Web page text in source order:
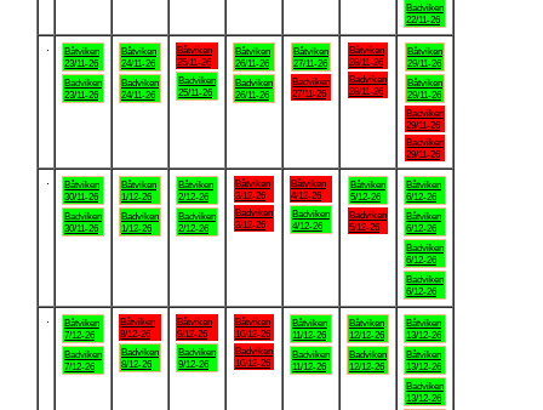
Badviken
22/11-26
Båtviken
23/11-26
Badviken
23/11-26
Båtviken
24/11-26
Badviken
24/11-26
Båtviken
25/11-26
Badviken
25/11-26
Båtviken
26/11-26
Badviken
26/11-26
Båtviken
27/11-26
Badviken
27/11-26
Båtviken
28/11-26
Badviken
28/11-26
Båtviken
29/11-26
Båtviken
29/11-26
Badviken
29/11-26
Badviken
29/11-26
Båtviken
30/11-26
Badviken
30/11-26
Båtviken
1/12-26
Badviken
1/12-26
Båtviken
2/12-26
Badviken
2/12-26
Båtviken
3/12-26
Badviken
3/12-26
Båtviken
4/12-26
Badviken
4/12-26
Båtviken
5/12-26
Badviken
5/12-26
Båtviken
6/12-26
Båtviken
6/12-26
Badviken
6/12-26
Badviken
6/12-26
Båtviken
7/12-26
Badviken
7/12-26
Båtviken
8/12-26
Badviken
8/12-26
Båtviken
9/12-26
Badviken
9/12-26
Båtviken
10/12-26
Badviken
10/12-26
Båtviken
11/12-26
Badviken
11/12-26
Båtviken
12/12-26
Badviken
12/12-26
Båtviken
13/12-26
Båtviken
13/12-26
Badviken
13/12-26